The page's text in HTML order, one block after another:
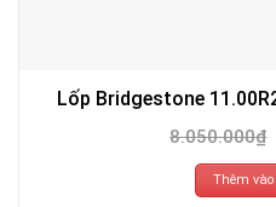
Lốp Bridgestone
8.050.000₫
Thêm